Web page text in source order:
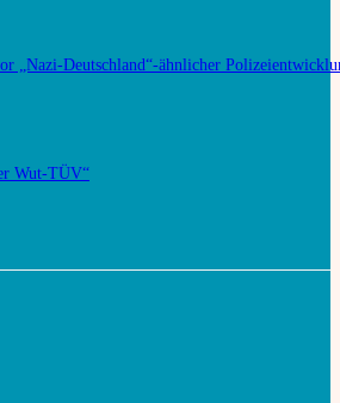
„Nazi-Deutschland“-ähnlicher
Wut-TÜV“